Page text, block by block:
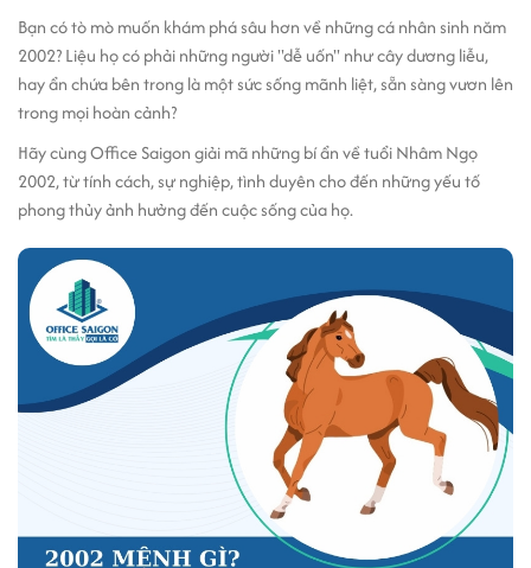
Bạn có tò mò muốn khám phá sâu hơn về những cá nhân sinh năm
2002? Liệu họ có phải những người "dễ uốn" như cây dương liễu,
hay ẩn chứa bên trong là một sức sống mãnh liệt, sẵn sàng vươn lên
trong mọi hoàn cảnh?
Hãy cùng Office Saigon giải mã những bí ẩn về tuổi Nhâm Ngọ
2002, từ tính cách, sự nghiệp, tình duyên cho đến những yếu tố
phong thủy ảnh hưởng đến cuộc sống của họ.